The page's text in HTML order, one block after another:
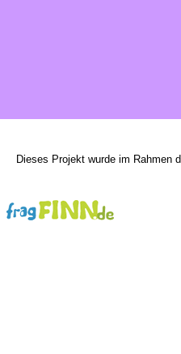
Dieses Projekt wurde im Rahmen